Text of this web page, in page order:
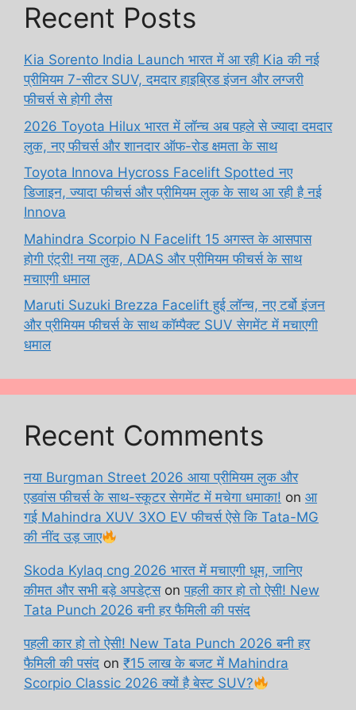
Recent Posts
Kia Sorento India Launch भारत में आ रही Kia की नई
प्रीमियम 7-सीटर SUV, दमदार हाइब्रिड इंजन और लग्जरी
फीचर्स से होगी लैस
2026 Toyota Hilux भारत में लॉन्च अब पहले से ज्यादा दमदार
लुक, नए फीचर्स और शानदार ऑफ-रोड क्षमता के साथ
Toyota Innova Hycross Facelift Spotted नए
डिजाइन, ज्यादा फीचर्स और प्रीमियम लुक के साथ आ रही है नई
Innova
Mahindra Scorpio N Facelift 15 अगस्त के आसपास
होगी एंट्री! नया लुक, ADAS और प्रीमियम फीचर्स के साथ
मचाएगी धमाल
Maruti Suzuki Brezza Facelift हुई लॉन्च, नए टर्बो इंजन
और प्रीमियम फीचर्स के साथ कॉम्पैक्ट SUV सेगमेंट में मचाएगी
धमाल
Recent Comments
नया Burgman Street 2026 आया प्रीमियम लुक और
एडवांस फीचर्स के साथ-स्कूटर सेगमेंट में मचेगा धमाका! on आ
गई Mahindra XUV 3XO EV फीचर्स ऐसे कि Tata-MG
की नींद उड़ जाए
Skoda Kylaq cng 2026 भारत में मचाएगी धूम, जानिए
कीमत और सभी बड़े अपडेट्सonपहली कार हो तो ऐसी! New
Tata Punch 2026 बनी हर फैमिली की पसंद
पहली कार हो तो ऐसी! New Tata Punch 2026 बनी हर
फैमिली की पसंद on ₹15 लाख के बजट में Mahindra
Scorpio Classic 2026 क्यों है बेस्ट SUV?